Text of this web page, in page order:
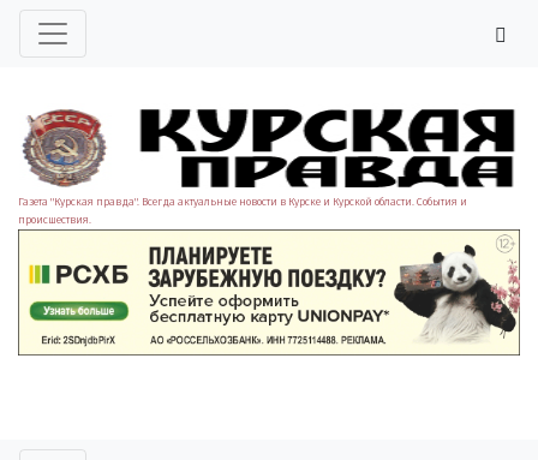
Газета "Курская правда". Всегда актуальные новости в Курске и Курской области. События и
происшествия.